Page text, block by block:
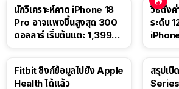
นักวิเคราะห์คาด iPhone 18
Pro อาจแพงขึ้นสูงสุด 300
ดอลลาร์ เริ่มต้นแตะ 1,399
วิธีตั้งค่
ระดับ
Fitbit ซิงก์ข้อมูลไปยัง Apple
Health ได้แล้ว
สรุปเ
Series